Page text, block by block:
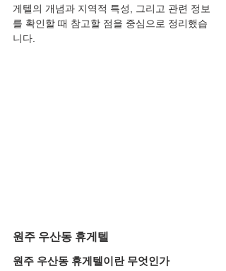
게텔의 개념과 지역적 특성, 그리고 관련 정보
를 확인할 때 참고할 점을 중심으로 정리했습
니다.
원주 우산동 휴게텔
원주 우산동 휴게텔이란 무엇인가